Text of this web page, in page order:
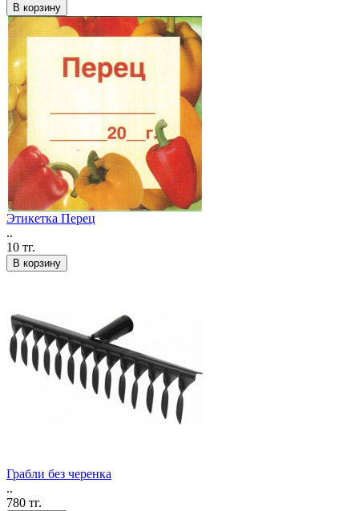
В корзину
Этикетка Перец
..
10 тг.
В корзину
Грабли без черенка
..
780 тг.